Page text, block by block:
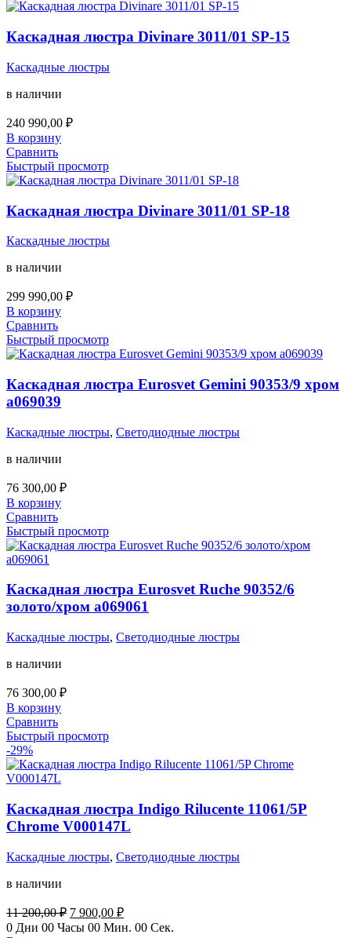
Каскадная люстра Divinare 3011/01 SP-15
Каскадные люстры
в наличии
240 990,00 ₽
В корзину
Сравнить
Быстрый просмотр
Каскадная люстра Divinare 3011/01 SP-18
Каскадные люстры
в наличии
299 990,00 ₽
В корзину
Сравнить
Быстрый просмотр
Каскадная люстра Eurosvet Gemini 90353/9 хром
a069039
Каскадные люстры, Светодиодные люстры
в наличии
76 300,00 ₽
В корзину
Сравнить
Быстрый просмотр
Каскадная люстра Eurosvet Ruche 90352/6
золото/хром a069061
Каскадные люстры, Светодиодные люстры
в наличии
76 300,00 ₽
В корзину
Сравнить
Быстрый просмотр
-29%
Каскадная люстра Indigo Rilucente 11061/5P
Chrome V000147L
Каскадные люстры, Светодиодные люстры
в наличии
11 200,00₽ Первоначальная
цена
7 900,00 ₽Текущая
цена:
0 Дни 00 Часы 00 Мин. 00 Сек.